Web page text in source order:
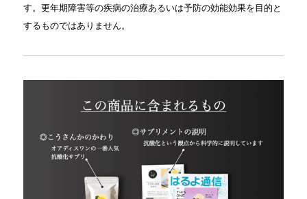
す。更年期障害等の疾病の治療あるいは予防の効能効果を目的と
するものではありません。